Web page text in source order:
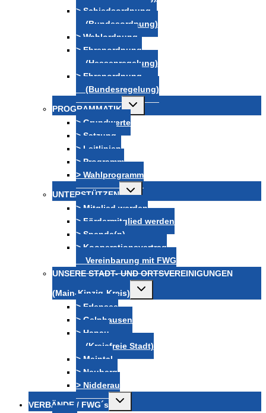
> Schiedsordnung
(Bundesordnung)
> Wahlordnung
> Ehrenordnung
(Hessenregelung)
> Ehrenordnung
(Bundesregelung)
PROGRAMMATIK
Untermenü
umschalten
> Grundwerte
> Satzung
> Leitlinien
> Programm
> Wahlprogramm
UNTERSTÜTZEN
Untermenü
umschalten
> Mitglied werden
> Fördermitglied werden
> Spende(n)
> Kooperationsvertrag
Vereinbarung mit FWG
UNSERE STADT- UND ORTSVEREINIGUNGEN
(Main-Kinzig-Kreis)
Untermenü
> Erlensee
> Gelnhausen
> Hanau
(Kreisfreie Stadt)
> Maintal
> Neuberg
> Nidderau
VERBÄNDE / FWG´s
Untermenü